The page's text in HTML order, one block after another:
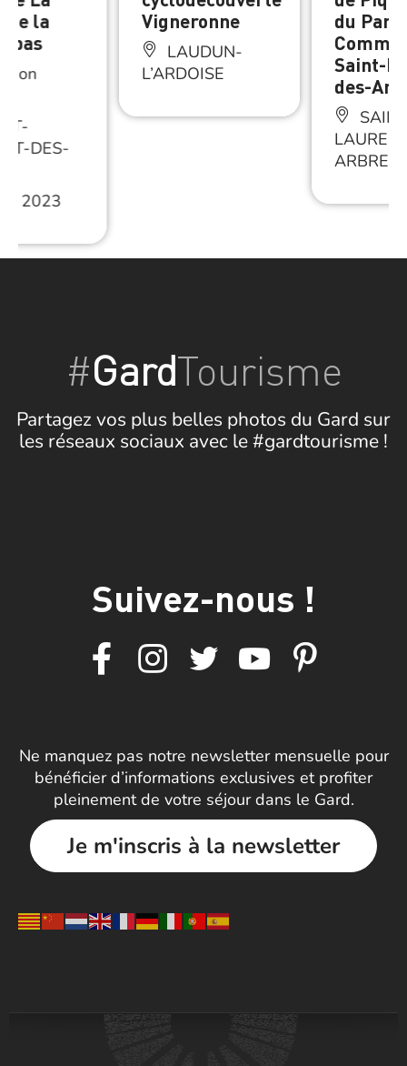
de la
DES-
2023
Vigneronne
LAUDUN-
L’ARDOISE
du Parc
Saint-
des-
ARBRES
#GardTourisme
Partagez vos plus belles photos du Gard sur
les réseaux sociaux avec le #gardtourisme !
Suivez-nous !
Ne manquez pas notre newsletter mensuelle pour
bénéficier d’informations exclusives et profiter
pleinement de votre séjour dans le Gard.
Je m'inscris à la newsletter